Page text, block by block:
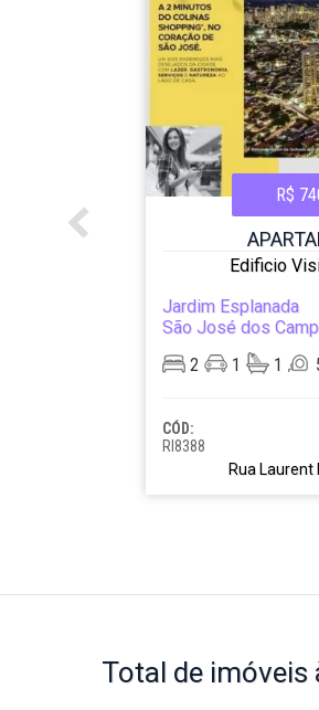
R$
Edificio
Jardim Esplanada
São José dos
2
1 1
CÓD:
RI8388
Rua Laurent
Total de imóveis